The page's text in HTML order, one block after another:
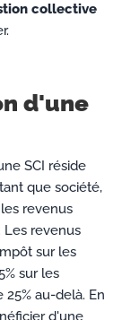
collective
d'une
SCI réside
que société,
revenus
Les revenus
sur les
sur les
au-delà. En
d'une